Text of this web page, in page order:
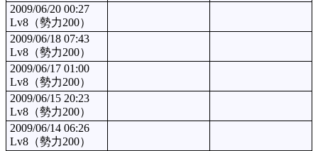
2009/06/20 00:27
Lv8（勢力200）
2009/06/18 07:43
Lv8（勢力200）
2009/06/17 01:00
Lv8（勢力200）
2009/06/15 20:23
Lv8（勢力200）
2009/06/14 06:26
Lv8（勢力200）